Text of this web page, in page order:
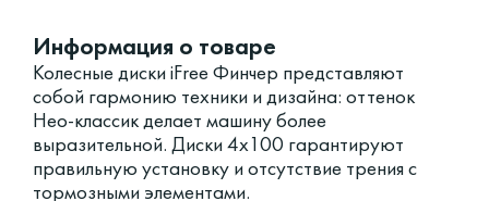
Информация о товаре
Колесные диски iFree Финчер представляют
собой гармонию техники и дизайна: оттенок
Нео-классик делает машину более
выразительной. Диски 4x100 гарантируют
правильную установку и отсутствие трения с
тормозными элементами.